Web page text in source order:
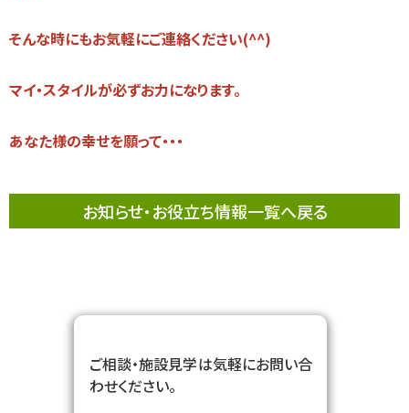
そんな時にもお気軽にご連絡ください(^^)
マイ・スタイルが必ずお力になります。
あなた様の幸せを願って・・・
お知らせ・お役立ち情報一覧へ戻る
ご相談・施設見学は気軽にお問い合
わせください。